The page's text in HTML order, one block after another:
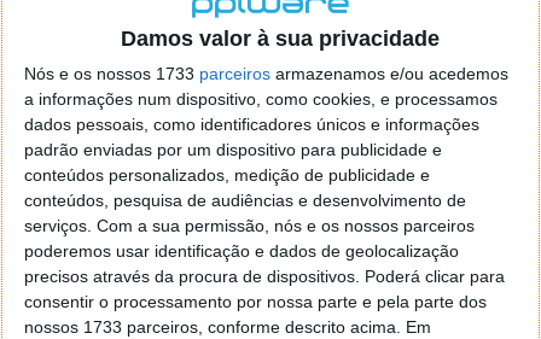
Damos valor à sua privacidade
Nós e os nossos 1733 parceiros armazenamos e/ou acedemos
a informações num dispositivo, como cookies, e processamos
dados pessoais, como identificadores únicos e informações
padrão enviadas por um dispositivo para publicidade e
conteúdos personalizados, medição de publicidade e
conteúdos, pesquisa de audiências e desenvolvimento de
serviços. Com a sua permissão, nós e os nossos parceiros
poderemos usar identificação e dados de geolocalização
precisos através da procura de dispositivos. Poderá clicar para
consentir o processamento por nossa parte e pela parte dos
nossos 1733 parceiros, conforme descrito acima. Em
o firefox como browser predefenido
de control tudo e nada. Tou a comecar a desesperar, ate ja
tentei apagar o explorer na tentativa de forçar o uso do
firefox mas em vao. Kaso te lembres de outra dica fico
agradecido, caso contrario obrigado a mesma
Responder
Vítor M.
7 de Novembro de 2005 às 01:39
@Reporter
Desculpa mas o link funciona. Seja como for segue por mail
o MSn Messenger 8.
Responder